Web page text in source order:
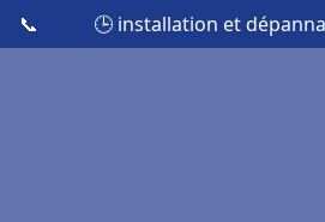
📞 🕒 installation et